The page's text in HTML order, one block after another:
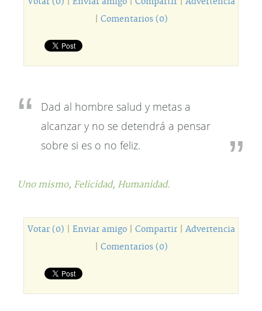
Comentarios (0)
Dad al hombre salud y metas a
alcanzar y no se detendrá a pensar
sobre si es o no feliz.
Uno mismo, Felicidad, Humanidad.
Votar (0) Enviar amigo| Compartir| Advertencia
Comentarios (0)